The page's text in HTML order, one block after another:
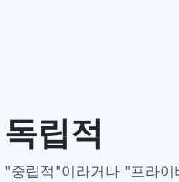
독립적
"중립적"이라거나 "프라